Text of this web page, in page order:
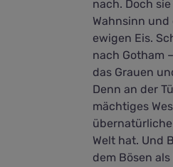
nach. Doch
Wahnsinn und
ewigen Eis.
nach Gotham
das Grauen
Denn an der
mächtiges
Welt hat. Und
dem Bösen